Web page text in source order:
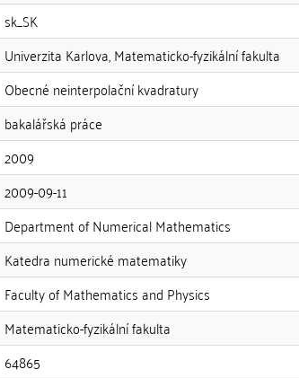
sk_SK
Univerzita Karlova, Matematicko-fyzikální fakulta
Obecné neinterpolační kvadratury
bakalářská práce
2009
2009-09-11
Department of Numerical Mathematics
Katedra numerické matematiky
Faculty of Mathematics and Physics
Matematicko-fyzikální fakulta
64865